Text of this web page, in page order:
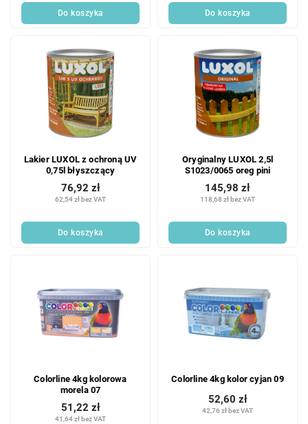
Do koszyka Do koszyka
Lakier LUXOL z ochroną UV
0,75l błyszczący
62,54 zł bez VAT
76,92 zł
Do koszyka
Oryginalny LUXOL 2,5l
S1023/0065 oreg pini
118,68 zł bez VAT
145,98 zł
Do koszyka
Colorline 4kg kolorowa
morela 07
41,64 zł bez VAT
51,22 zł
Colorline 4kg kolor cyjan 09
42,76 zł bez VAT
52,60 zł